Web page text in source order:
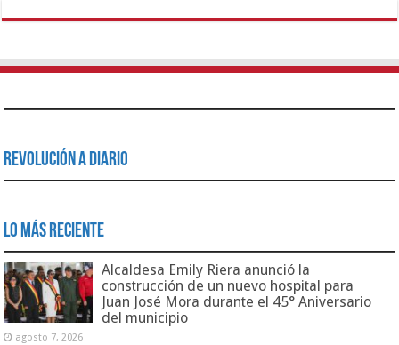
Revolución a Diario
Lo Más Reciente
Alcaldesa Emily Riera anunció la
construcción de un nuevo hospital para
Juan José Mora durante el 45° Aniversario
del municipio
agosto 7, 2026